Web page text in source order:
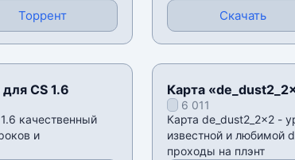
Торрент Скачать
CS 1.6
качественный
и
Карта
6 011
Карта de_dust2_2x2 -
известной и любимой
проходы на плэнт